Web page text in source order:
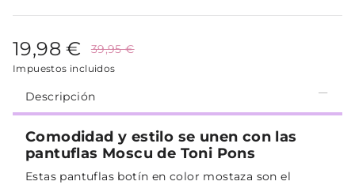
19,98 € 39,95 €
Impuestos incluidos
Descripción
Comodidad y estilo se unen con las
pantuflas Moscu de Toni Pons
Estas pantuflas botín en color mostaza son el